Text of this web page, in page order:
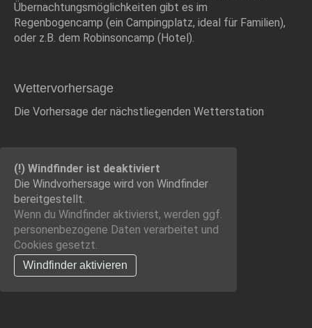
Übernachtungsmöglichkeiten gibt es im
Regenbogencamp (ein Campingplatz, ideal für Familien),
oder z.B. dem Robinsoncamp (Hotel).
Wettervorhersage
Die Vorhersage der nächstliegenden Wetterstation
(!) Windfinder ist deaktiviert
Die Windvorhersage wird von Windfinder
bereitgestellt.
Wenn du Windfinder aktivierst, werden ggf.
personenbezogene Daten verarbeitet und
Cookies gesetzt.
Windfinder aktivieren